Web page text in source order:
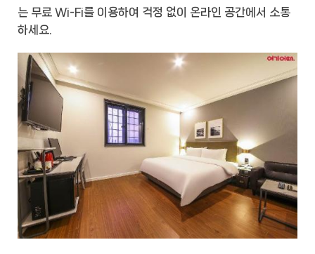
는 무료 Wi-Fi를 이용하여 걱정 없이 온라인 공간에서 소통
하세요.